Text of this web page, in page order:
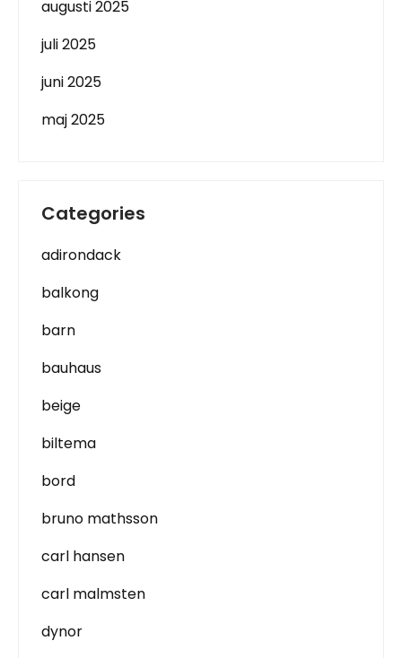
augusti 2025
juli 2025
juni 2025
maj 2025
Categories
adirondack
balkong
barn
bauhaus
beige
biltema
bord
bruno mathsson
carl hansen
carl malmsten
dynor